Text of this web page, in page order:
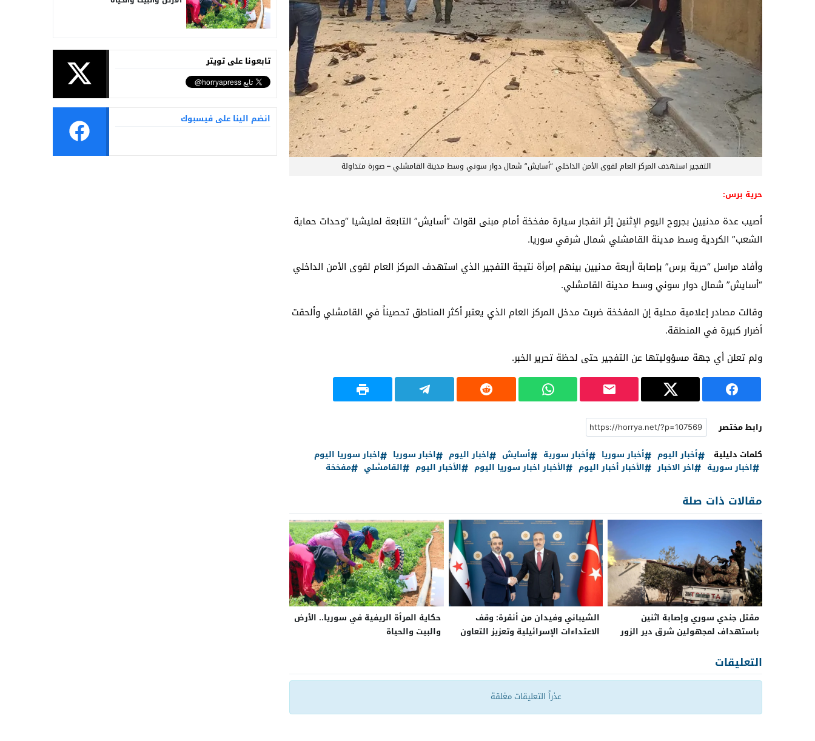
التفجير استهدف المركز العام لقوى الأمن الداخلي “أسايش” شمال دوار سوني وسط مدينة القامشلي – صورة متداولة
حرية برس:
أصيب عدة مدنيين بجروح اليوم الإثنين إثر انفجار سيارة مفخخة أمام مبنى لقوات “أسايش” التابعة لمليشيا “وحدات حماية
الشعب” الكردية وسط مدينة القامشلي شمال شرقي سوريا.
وأفاد مراسل “حرية برس” بإصابة أربعة مدنيين بينهم إمرأة نتيجة التفجير الذي استهدف المركز العام لقوى الأمن الداخلي
“أسايش” شمال دوار سوني وسط مدينة القامشلي.
وقالت مصادر إعلامية محلية إن المفخخة ضربت مدخل المركز العام الذي يعتبر أكثر المناطق تحصيناً في القامشلي وألحقت
أضرار كبيرة في المنطقة.
ولم تعلن أي جهة مسؤوليتها عن التفجير حتى لحظة تحرير الخبر.
رابط مختصر
كلمات دليلية
أخبار اليوم أخبار سوريا أخبار سورية أسايش اخبار اليوم اخبار سوريا
اخبار سوريا اليوم
اخبار سورية
اخر الاخبار الأخبار أخبار اليوم الأخبار اخبار سوريا اليوم الأخبار اليوم القامشلي مفخخة
مقالات ذات صلة
مقتل جندي سوري وإصابة اثنين
باستهداف لمجهولين شرق دير الزور
الشيباني وفيدان من أنقرة: وقف
الاعتداءات الإسرائيلية وتعزيز التعاون
حكاية المرأة الريفية في سوريا.. الأرض
والبيت والحياة
التعليقات
عذراً التعليقات مغلقة
انضم الينا على فيسبوك
تابعونا على تويتر